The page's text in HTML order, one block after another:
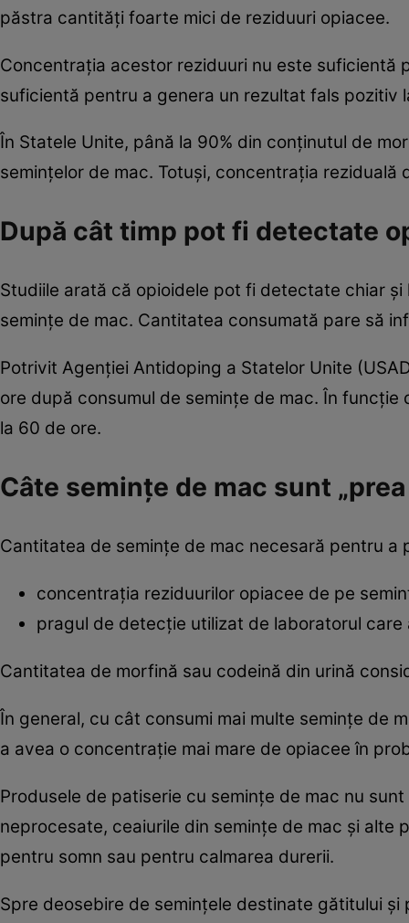
păstra cantități foarte mici de reziduuri opiacee.
Concentrația acestor reziduuri nu este
suficientă pentru a genera un rezultat fals pozitiv
În Statele Unite, până la 90% din conținutul de
semințelor de mac. Totuși, concentrația reziduală
După cât timp pot fi detectate
Studiile arată că opioidele pot fi detectate chiar
semințe de mac. Cantitatea consumată pare să
Potrivit Agenției Antidoping a Statelor Unite
ore după consumul de semințe de mac. În
la 60 de ore.
Câte semințe de mac sunt
Cantitatea de semințe de mac necesară pentru
concentrația reziduurilor opiacee de pe
pragul de detecție utilizat de laboratorul care
Cantitatea de morfină sau codeină din urină
În general, cu cât consumi mai multe semințe de
a avea o concentrație mai mare de opiacee în
Produsele de patiserie cu semințe de mac nu
neprocesate, ceaiurile din semințe de mac și alte
pentru somn sau pentru calmarea durerii.
Spre deosebire de semințele destinate gătitului